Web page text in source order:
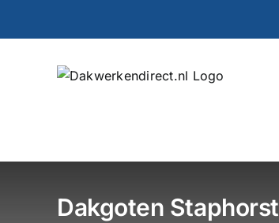
Dakgoten Staphorst